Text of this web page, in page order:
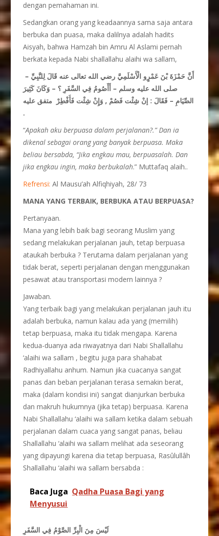
dengan pemahaman ini.
Sedangkan orang yang keadaannya sama saja antara
berbuka dan puasa, maka dalilnya adalah hadits
Aisyah, bahwa Hamzah bin Amru Al Aslami pernah
berkata kepada Nabi shallallahu alaihi wa sallam,
أَنَّ حَمْزَةَ بْنَ عَمْرٍو الْأَسْلَمِيَّ رضي الله تعالى عنه قَالَ لِلنَّبِيِّ –
صلى الله عليه وسلم – أَأَصُومُ فِي السَّفَرِ ؟ – وَكَانَ كَثِيرَ
الصِّيَامِ – فَقَالَ : إنْ شِئْت فَصُمْ , وَإِنْ شِئْت فَأَفْطِرْ متفق عليه
.
“Apakah aku berpuasa dalam perjalanan?.” Dan ia
dikenal sebagai orang yang banyak berpuasa. Maka
beliau bersabda, “Jika engkau mau, berpuasalah. Dan
jika engkau ingin, maka berbukalah.” Muttafaq alaih..
Refrensi: Al Mausu’ah Alfiqhiyah, 28/ 73
MANA YANG TERBAIK, BERBUKA ATAU BERPUASA?
Pertanyaan.
Mana yang lebih baik bagi seorang Muslim yang
sedang melakukan perjalanan jauh, tetap berpuasa
ataukah berbuka ? Terutama dalam perjalanan yang
tidak berat, seperti perjalanan dengan menggunakan
pesawat atau transportasi modern lainnya ?
Jawaban.
Yang terbaik bagi yang melakukan perjalanan jauh itu
adalah berbuka, namun kalau ada yang (memilih)
tetap berpuasa, maka itu tidak mengapa. Karena
kedua-duanya ada riwayatnya dari Nabi Shallallahu
‘alaihi wa sallam , begitu juga para shahabat
Radhiyallahu anhum. Namun jika cuacanya sangat
panas dan beban perjalanan terasa semakin berat,
maka (dalam kondisi ini) sangat dianjurkan berbuka
dan makruh hukumnya (jika tetap) berpuasa. Karena
Nabi Shallallahu ‘alaihi wa sallam ketika dalam sebuah
perjalanan dalam cuaca yang sangat panas, beliau
Shallallahu ‘alaihi wa sallam melihat ada seseorang
yang dipayungi karena dia tetap berpuasa, Rasûlullâh
Shallallahu ‘alaihi wa sallam bersabda :
Baca Juga Qadha Puasa Bagi yang
Menyusui
لَيْسَ مِنَ الْبِرِّ الصَّوْمُ فِي السَّفَرِ